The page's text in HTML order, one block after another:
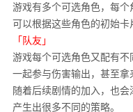
游戏有多个可选角色，每
可以根据这些角色的初始卡
「队友」
游戏每个可选角色又配有
一起参与伤害输出，甚至拿
随着后续剧情的加入，也
产生出很多不同的策略。